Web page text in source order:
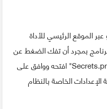
عبر الموقع الرئيسي للأداة
بمجرد أن تفك الضغط عن
الملف سيظهر لك البرنامج "Secrets.prefPane" افتحه ووافق على
الخاصة بالنظام